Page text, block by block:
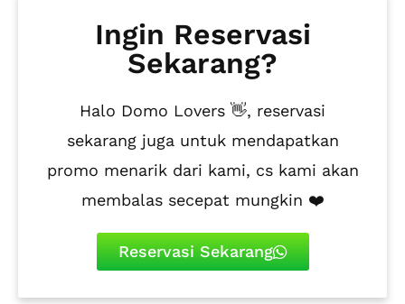
Ingin Reservasi
Sekarang?
Halo Domo Lovers 👋, reservasi
sekarang juga untuk mendapatkan
promo menarik dari kami, cs kami akan
membalas secepat mungkin ❤️
Reservasi Sekarang